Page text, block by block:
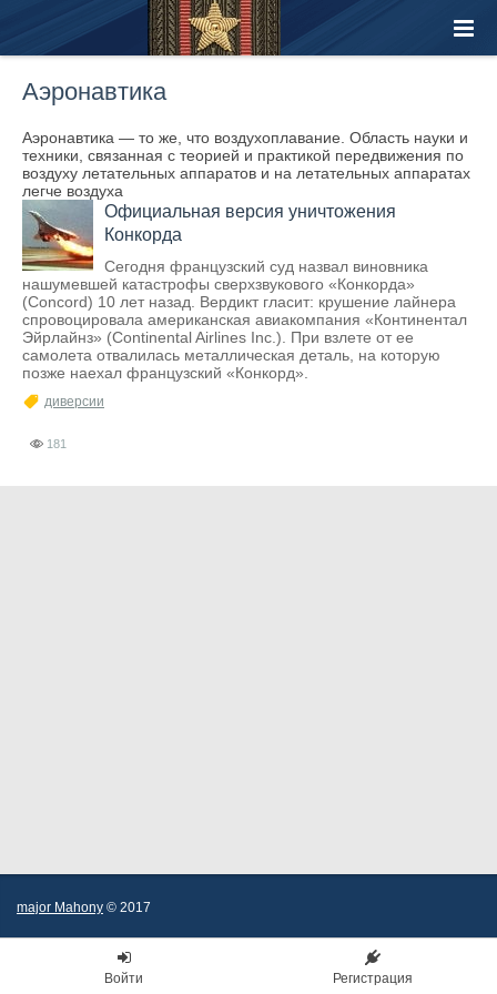
Аэронавтика
Аэронавтика — то же, что воздухоплавание. Область науки и
техники, связанная с теорией и практикой передвижения по
воздуху летательных аппаратов и на летательных аппаратах
легче воздуха
Официальная версия уничтожения
Конкорда
Сегодня французский суд назвал виновника
нашумевшей катастрофы сверхзвукового «Конкорда»
(Concord) 10 лет назад. Вердикт гласит: крушение лайнера
спровоцировала американская авиакомпания «Континентал
Эйрлайнз» (Continental Airlines Inc.). При взлете от ее
самолета отвалилась металлическая деталь, на которую
позже наехал французский «Конкорд».
диверсии
181
major Mahony © 2017
Войти Регистрация